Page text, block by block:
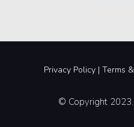
Privacy Policy | Terms &
© Copyright